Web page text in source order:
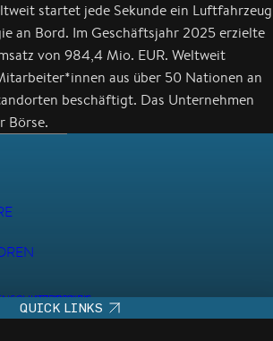
QUICK LINKS
startet jede Sekunde ein Luftfahrzeug
an Bord. Im Geschäftsjahr 2025 erzielte
von 984,4 Mio. EUR. Weltweit
aus über 50 Nationen an
beschäftigt. Das Unternehmen
Börse.
IMPRESSUM